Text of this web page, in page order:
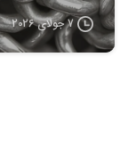
7 جولای 2026